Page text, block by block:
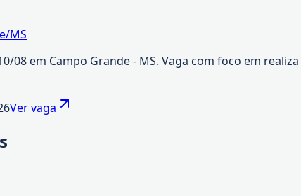
MS
08 em Campo Grande - MS. Vaga com foco em
Ver vaga